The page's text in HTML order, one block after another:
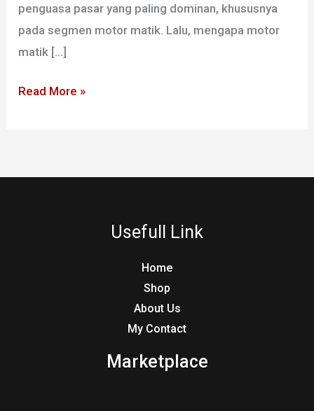
penguasa pasar yang paling dominan, khususnya
pada segmen motor matik. Lalu, mengapa motor
matik […]
Read More »
Usefull Link
Home
Shop
About Us
My Contact
Marketplace